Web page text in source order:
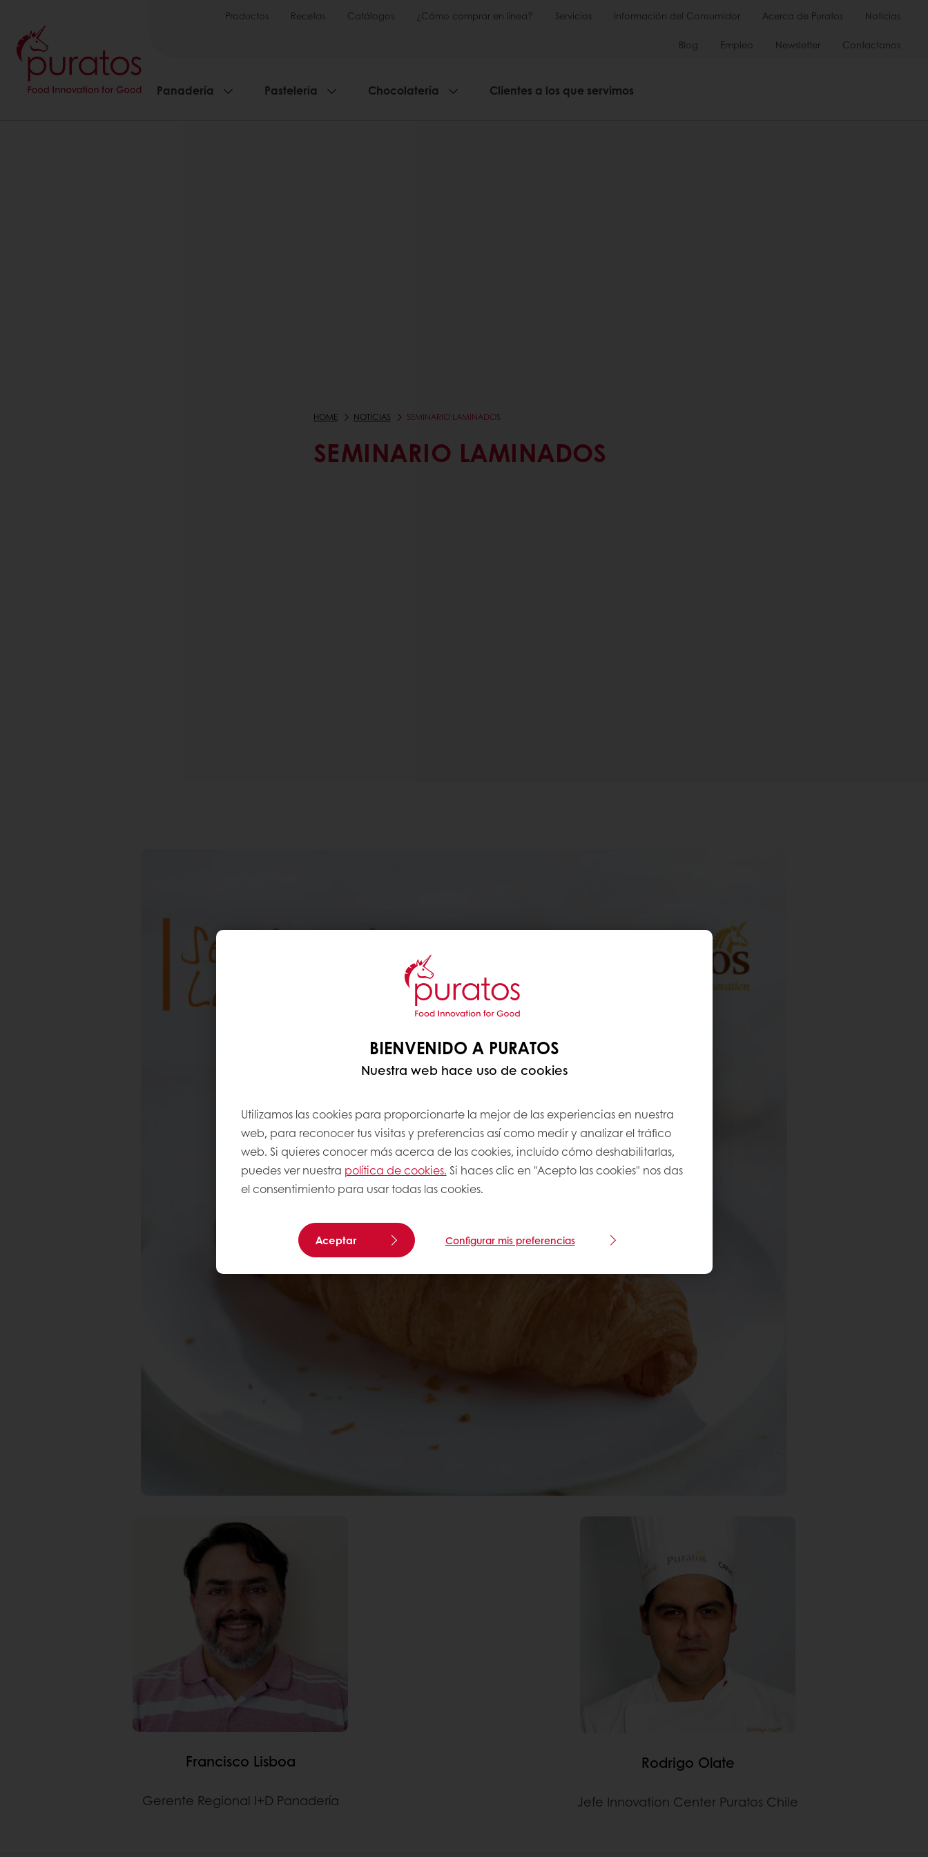
Productos Recetas Catálogos ¿Cómo comprar en línea? Servicios Información del Consumidor Acerca de Puratos Noticias
Blog Empleo Newsletter Contactanos
Panadería Pastelería Chocolatería Clientes a los que servimos
HOME NOTICIAS SEMINARIO LAMINADOS
SEMINARIO LAMINADOS
Francisco Lisboa
Gerente Regional I+D Panadería
Rodrigo Olate
Jefe Innovation Center Puratos Chile
BIENVENIDO A PURATOS
Nuestra web hace uso de cookies
Utilizamos las cookies para proporcionarte la mejor de las experiencias en nuestra
web, para reconocer tus visitas y preferencias así como medir y analizar el tráfico
web. Si quieres conocer más acerca de las cookies, incluído cómo deshabilitarlas,
puedes ver nuestra política de cookies. Si haces clic en "Acepto las cookies" nos das
el consentimiento para usar todas las cookies.
Aceptar Configurar mis preferencias